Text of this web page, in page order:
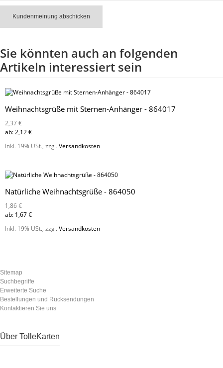
Kundenmeinung abschicken
Sie könnten auch an folgenden
Artikeln interessiert sein
Weihnachtsgrüße mit Sternen-Anhänger - 864017
2,37 €
ab:2,12 €
Inkl. 19% USt., zzgl. Versandkosten
Natürliche Weihnachtsgrüße - 864050
1,86 €
ab: 1,67 €
Inkl. 19% USt., zzgl. Versandkosten
Sitemap
Suchbegriffe
Erweiterte Suche
Bestellungen und Rücksendungen
Kontaktieren Sie uns
Über TolleKarten